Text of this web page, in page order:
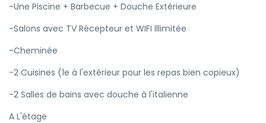
-Une Piscine + Barbecue + Douche Extérieure
-Salons avec TV Récepteur et WIFI Illimitée
-Cheminée
-2 Cuisines (1e à l'extérieur pour les repas bien copieux)
-2 Salles de bains avec douche à l'italienne
A L'étage